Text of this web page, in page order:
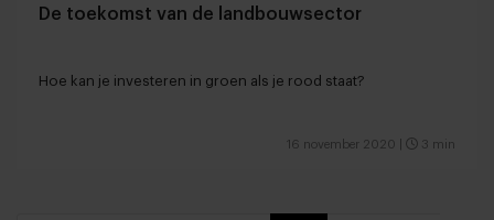
De toekomst van de landbouwsector
Hoe kan je investeren in groen als je rood staat?
16 november 2020 3 min